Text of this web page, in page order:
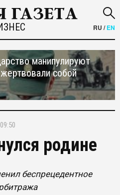
RU /EN
манипулируют
собой
родине
беспрецедентное